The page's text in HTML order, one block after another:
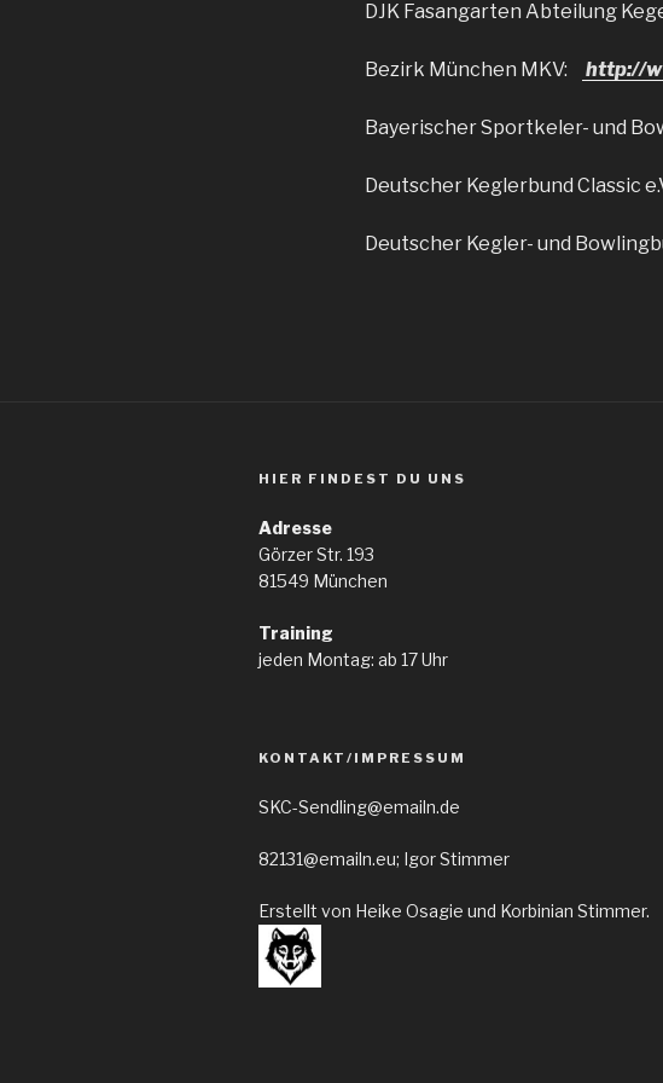
DJK Fasangarten Abteilung
Bezirk München MKV: http://
Bayerischer Sportkeler- und
Deutscher Keglerbund Classic
Deutscher Kegler- und
HIER FINDEST DU UNS
Adresse
Görzer Str. 193
81549 München
Training
jeden Montag: ab 17 Uhr
KONTAKT/IMPRESSUM
SKC-Sendling@emailn.de
82131@emailn.eu; Igor Stimmer
Erstellt von Heike Osagie und Korbinian Stimmer.